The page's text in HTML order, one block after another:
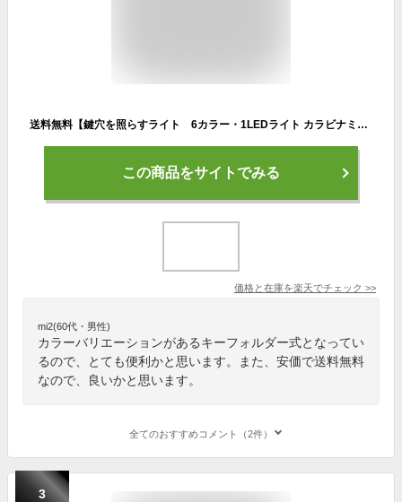
送料無料【鍵穴を照らすライト 6カラー・1LEDライト カラビナミニライト SK-7181】小型 鍵に付けるライト 鍵 おしゃれ オシャレ キーホルダー ライト
この商品をサイトでみる
価格と在庫を楽天でチェック >>
mi2(60代・男性)
カラーバリエーションがあるキーフォルダー式となってい
るので、とても便利かと思います。また、安価で送料無料
なので、良いかと思います。
全てのおすすめコメント（2件）
3